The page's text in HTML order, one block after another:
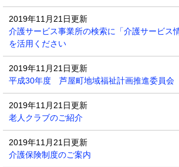
2019年11月21日更新
介護サービス事業所の検索に「介護サービス
を活用ください
2019年11月21日更新
平成30年度 芦屋町地域福祉計画推進委員会
2019年11月21日更新
老人クラブのご紹介
2019年11月21日更新
介護保険制度のご案内